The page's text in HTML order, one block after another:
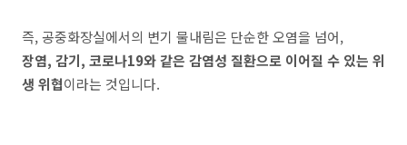
즉, 공중화장실에서의 변기 물내림은 단순한 오염을 넘어,
장염, 감기, 코로나19와 같은 감염성 질환으로 이어질 수 있는 위
생 위협이라는 것입니다.